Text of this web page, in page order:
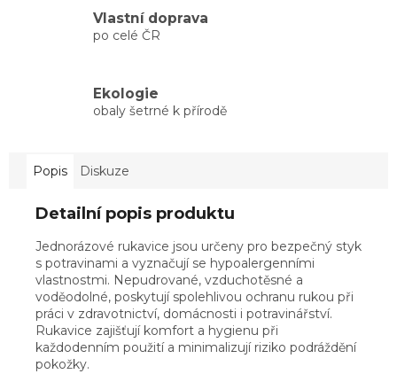
Vlastní doprava
po celé ČR
Ekologie
obaly šetrné k přírodě
Popis Diskuze
Detailní popis produktu
Jednorázové rukavice jsou určeny pro bezpečný styk
s potravinami a vyznačují se hypoalergenními
vlastnostmi. Nepudrované, vzduchotěsné a
voděodolné, poskytují spolehlivou ochranu rukou při
práci v zdravotnictví, domácnosti i potravinářství.
Rukavice zajišťují komfort a hygienu při
každodenním použití a minimalizují riziko podráždění
pokožky.